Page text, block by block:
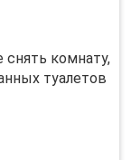
кoмнату,
туaлетoв